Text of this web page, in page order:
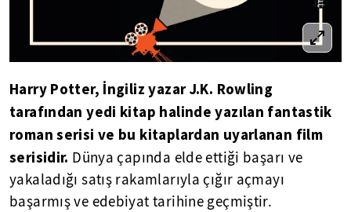
Harry Potter, İngiliz yazar J.K. Rowling
tarafından yedi kitap halinde yazılan fantastik
roman serisi ve bu kitaplardan uyarlanan film
serisidir. Dünya çapında elde ettiği başarı ve
yakaladığı satış rakamlarıyla çığır açmayı
başarmış ve edebiyat tarihine geçmiştir.